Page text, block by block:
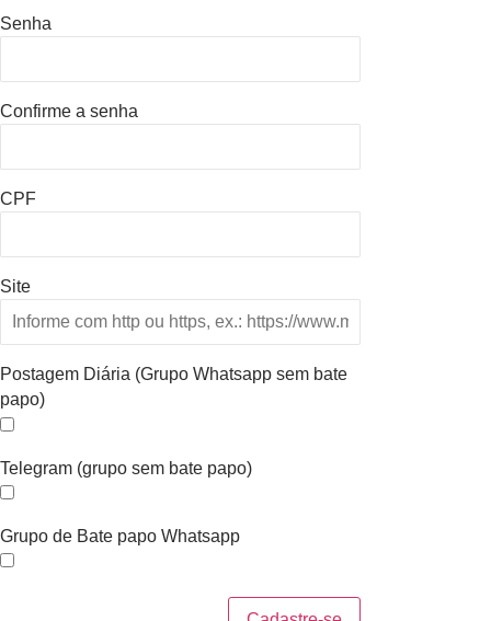
Senha
Confirme a senha
CPF
Site
Postagem Diária (Grupo Whatsapp sem bate
papo)
Telegram (grupo sem bate papo)
Grupo de Bate papo Whatsapp